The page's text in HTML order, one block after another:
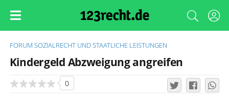
FORUM SOZIALRECHT UND STAATLICHE LEISTUNGEN
Kindergeld Abzweigung angreifen
0